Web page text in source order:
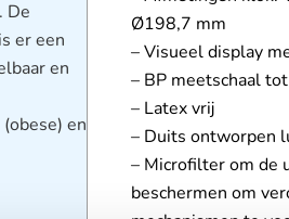
De
er een
en
en
Ø198,7 mm
– Visueel display
– BP meetschaal
– Latex vrij
– Duits ontworpen
– Microfilter om de
beschermen om